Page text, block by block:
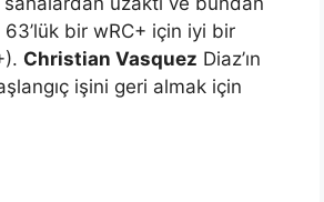
bir wRC+ için iyi bir
Christian Vasquez Diaz’ın
​​işini geri almak için